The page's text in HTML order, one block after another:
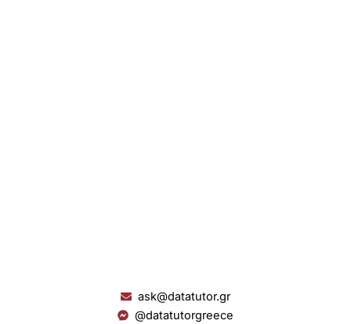
ask@datatutor.gr
@datatutorgreece